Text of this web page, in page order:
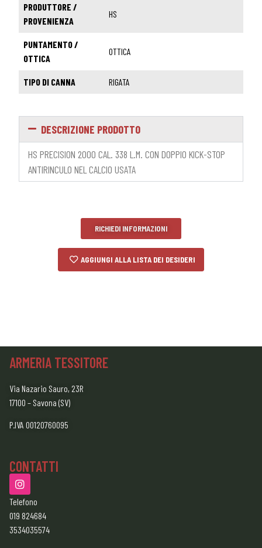
PRODUTTORE /
PROVENIENZA
HS
PUNTAMENTO /
OTTICA
OTTICA
TIPO DI CANNA RIGATA
DESCRIZIONE PRODOTTO
HS PRECISION 2000 CAL. 338 L.M. CON DOPPIO KICK-STOP
ANTIRINCULO NEL CALCIO USATA
RICHIEDI INFORMAZIONI
AGGIUNGI ALLA LISTA DEI DESIDERI
ARMERIA TESSITORE
Via Nazario Sauro, 23R
17100 – Savona (SV)
P.IVA 00120760095
CONTATTI
Telefono
019 824684
3534035574